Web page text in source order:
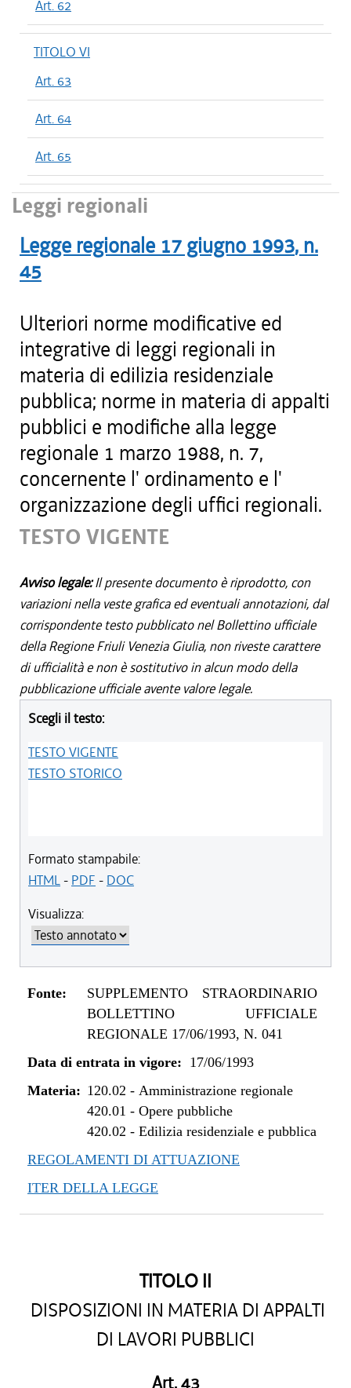
Art. 62
TITOLO VI
Art. 63
Art. 64
Art. 65
Leggi regionali
Legge regionale 17 giugno 1993, n.
45
Ulteriori norme modificative ed
integrative di leggi regionali in
materia di edilizia residenziale
pubblica; norme in materia di appalti
pubblici e modifiche alla legge
regionale 1 marzo 1988, n. 7,
concernente l' ordinamento e l'
organizzazione degli uffici regionali.
TESTO VIGENTE
Avviso legale:Il presente documento è riprodotto, con
variazioni nella veste grafica ed eventuali annotazioni, dal
corrispondente testo pubblicato nel Bollettino ufficiale
della Regione Friuli Venezia Giulia, non riveste carattere
di ufficialità e non è sostitutivo in alcun modo della
pubblicazione ufficiale avente valore legale.
Scegli il testo:
TESTO VIGENTE
TESTO STORICO
Formato stampabile:
HTML- PDF - DOC
Visualizza:
Fonte:
SUPPLEMENTO STRAORDINARIO
BOLLETTINO UFFICIALE
REGIONALE 17/06/1993, N. 041
Data di entrata in vigore: 17/06/1993
Materia: 120.02 - Amministrazione regionale
420.01 - Opere pubbliche
420.02 - Edilizia residenziale e pubblica
REGOLAMENTI DI ATTUAZIONE
ITER DELLA LEGGE
TITOLO II
DISPOSIZIONI IN MATERIA DI APPALTI
DI LAVORI PUBBLICI
Art. 43